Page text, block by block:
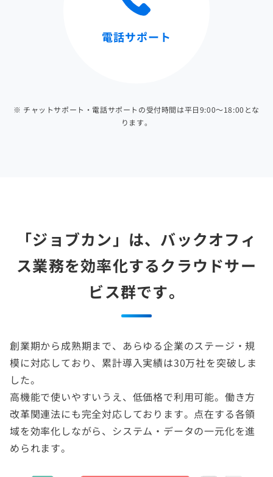
電話サポート
※ チャットサポート・電話サポートの受付時間は平日9:00～18:00とな
ります。
「ジョブカン」は、バックオフィ
ス業務を効率化するクラウドサー
ビス群です。
創業期から成熟期まで、あらゆる企業のステージ・規
模に対応しており、累計導入実績は30万社を突破しま
した。
高機能で使いやすいうえ、低価格で利用可能。働き方
改革関連法にも完全対応しております。点在する各領
域を効率化しながら、システム・データの一元化を進
められます。